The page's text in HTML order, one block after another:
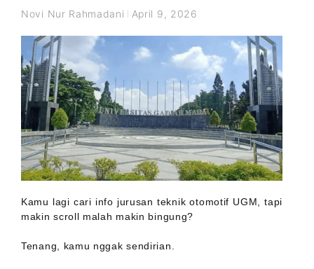
Novi Nur Rahmadani April 9, 2026
Kamu lagi cari info jurusan teknik otomotif UGM, tapi
makin scroll malah makin bingung?
Tenang, kamu nggak sendirian.